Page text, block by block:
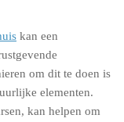
kan een
om dit te doen is
elementen.
kan helpen om